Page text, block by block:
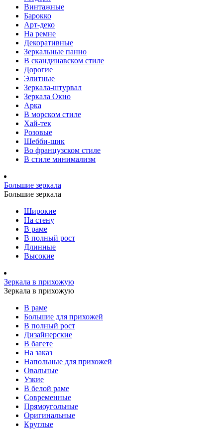
Винтажные
Барокко
Арт-деко
На ремне
Декоративные
Зеркальные панно
В скандинавском стиле
Дорогие
Элитные
Зеркала-штурвал
Зеркала Окно
Арка
В морском стиле
Хай-тек
Розовые
Шебби-шик
Во французском стиле
В стиле минимализм
Большие зеркала
Большие зеркала
Широкие
На стену
В раме
В полный рост
Длинные
Высокие
Зеркала в прихожую
Зеркала в прихожую
В раме
Большие для прихожей
В полный рост
Дизайнерские
В багете
На заказ
Напольные для прихожей
Овальные
Узкие
В белой раме
Современные
Прямоугольные
Оригинальные
Круглые